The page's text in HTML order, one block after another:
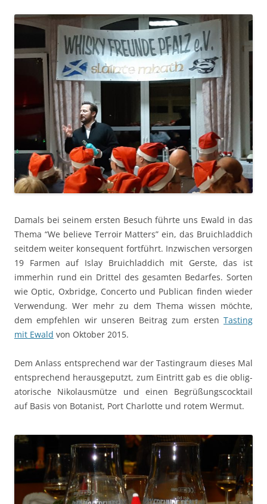
Damals bei seinem ersten Besuch führte uns Ewald in das
The­ma “We believe Ter­roir Mat­ters” ein, das Bruich­lad­dich
seit­dem weit­er kon­se­quent fort­führt. Inzwis­chen ver­sor­gen
19 Far­men auf Islay Bruich­lad­dich mit Ger­ste, das ist
immer­hin rund ein Drit­tel des gesamten Bedar­fes. Sorten
wie Optic, Oxbridge, Con­cer­to und Pub­li­can find­en wieder
Ver­wen­dung. Wer mehr zu dem The­ma wis­sen möchte,
dem empfehlen wir unseren Beitrag zum ersten Tast­ing
mit Ewald von Okto­ber 2015.
Dem Anlass entsprechend war der Tast­in­graum dieses Mal
entsprechend her­aus­geputzt, zum Ein­tritt gab es die oblig­
a­torische Niko­laus­mütze und einen Begrüßungscock­tail
auf Basis von Botanist, Port Char­lotte und rotem Wermut.